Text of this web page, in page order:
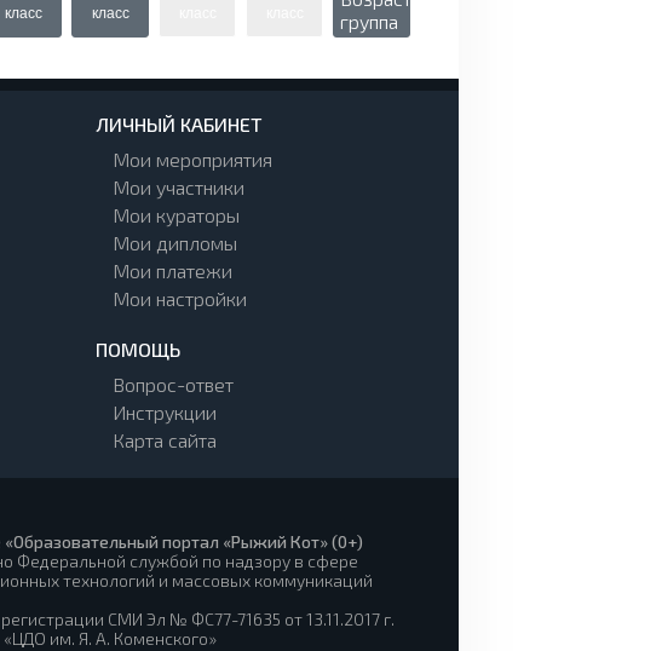
класс класс
ЛИЧНЫЙ КАБИНЕТ
Мои мероприятия
Мои участники
Мои кураторы
Мои дипломы
Мои платежи
Мои настройки
ПОМОЩЬ
Вопрос-ответ
Инструкции
Карта сайта
портал «Рыжий Кот» (0+)
Федеральной службой по надзору в сфере
технологий и массовых коммуникаций
СМИ Эл № ФС77-71635 от 13.11.2017 г.
им. Я. А. Коменского»